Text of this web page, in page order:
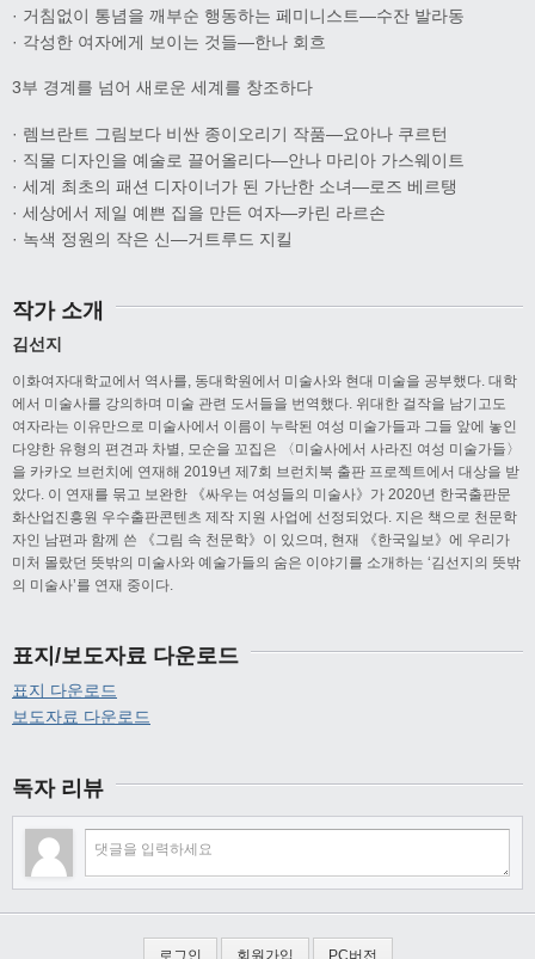
· 거침없이 통념을 깨부순 행동하는 페미니스트―수잔 발라동
· 각성한 여자에게 보이는 것들―한나 회흐
3부 경계를 넘어 새로운 세계를 창조하다
· 렘브란트 그림보다 비싼 종이오리기 작품―요아나 쿠르턴
· 직물 디자인을 예술로 끌어올리다―안나 마리아 가스웨이트
· 세계 최초의 패션 디자이너가 된 가난한 소녀―로즈 베르탱
· 세상에서 제일 예쁜 집을 만든 여자―카린 라르손
· 녹색 정원의 작은 신―거트루드 지킬
작가 소개
김선지
이화여자대학교에서 역사를, 동대학원에서 미술사와 현대 미술을 공부했다. 대학
에서 미술사를 강의하며 미술 관련 도서들을 번역했다. 위대한 걸작을 남기고도
여자라는 이유만으로 미술사에서 이름이 누락된 여성 미술가들과 그들 앞에 놓인
다양한 유형의 편견과 차별, 모순을 꼬집은 〈미술사에서 사라진 여성 미술가들〉
을 카카오 브런치에 연재해 2019년 제7회 브런치북 출판 프로젝트에서 대상을 받
았다. 이 연재를 묶고 보완한 《싸우는 여성들의 미술사》가 2020년 한국출판문
화산업진흥원 우수출판콘텐츠 제작 지원 사업에 선정되었다. 지은 책으로 천문학
자인 남편과 함께 쓴 《그림 속 천문학》이 있으며, 현재 《한국일보》에 우리가
미처 몰랐던 뜻밖의 미술사와 예술가들의 숨은 이야기를 소개하는 ‘김선지의 뜻밖
의 미술사’를 연재 중이다.
표지/보도자료 다운로드
표지 다운로드
보도자료 다운로드
독자 리뷰